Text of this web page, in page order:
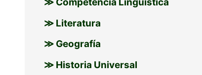
≫ Literatura
≫ Geografía
≫ Historia Universal